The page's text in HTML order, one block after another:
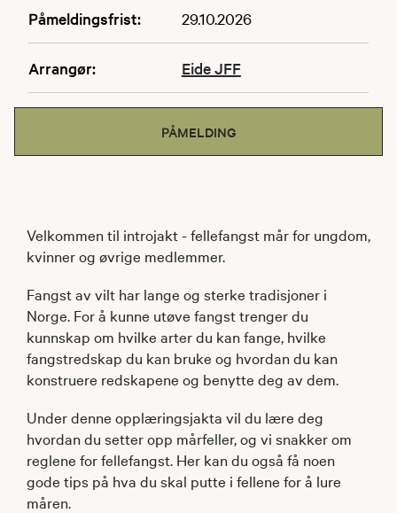
Påmeldingsfrist: 29.10.2026
Arrangør: Eide JFF
PÅMELDING
Velkommen til introjakt - fellefangst mår for ungdom,
kvinner og øvrige medlemmer.
Fangst av vilt har lange og sterke tradisjoner i
Norge. For å kunne utøve fangst trenger du
kunnskap om hvilke arter du kan fange, hvilke
fangstredskap du kan bruke og hvordan du kan
konstruere redskapene og benytte deg av dem.
Under denne opplæringsjakta vil du lære deg
hvordan du setter opp mårfeller, og vi snakker om
reglene for fellefangst. Her kan du også få noen
gode tips på hva du skal putte i fellene for å lure
måren.